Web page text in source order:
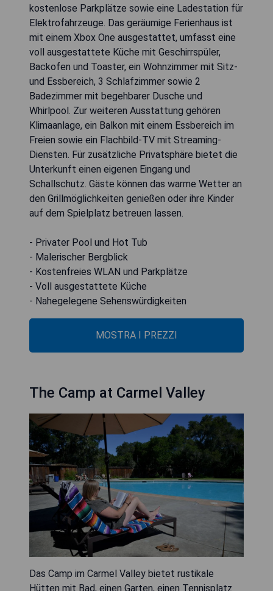
kostenlose Parkplätze sowie eine Ladestation für
Elektrofahrzeuge. Das geräumige Ferienhaus ist
mit einem Xbox One ausgestattet, umfasst eine
voll ausgestattete Küche mit Geschirrspüler,
Backofen und Toaster, ein Wohnzimmer mit Sitz-
und Essbereich, 3 Schlafzimmer sowie 2
Badezimmer mit begehbarer Dusche und
Whirlpool. Zur weiteren Ausstattung gehören
Klimaanlage, ein Balkon mit einem Essbereich im
Freien sowie ein Flachbild-TV mit Streaming-
Diensten. Für zusätzliche Privatsphäre bietet die
Unterkunft einen eigenen Eingang und
Schallschutz. Gäste können das warme Wetter an
den Grillmöglichkeiten genießen oder ihre Kinder
auf dem Spielplatz betreuen lassen.
- Privater Pool und Hot Tub
- Malerischer Bergblick
- Kostenfreies WLAN und Parkplätze
- Voll ausgestattete Küche
- Nahegelegene Sehenswürdigkeiten
MOSTRA I PREZZI
The Camp at Carmel Valley
Das Camp im Carmel Valley bietet rustikale
Hütten mit Bad, einen Garten, einen Tennisplatz